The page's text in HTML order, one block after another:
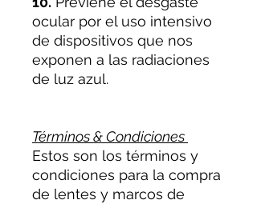
ocular por el uso intensivo
de dispositivos que nos
exponen a las radiaciones
de luz azul.
Términos & Condiciones
Estos son los términos y
condiciones para la compra
de lentes y marcos de